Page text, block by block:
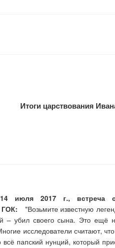
Итоги царствования
июля 2017 г., встреча
ГОК: "Возьмите известную
– убил своего сына. Это ещё
исследователи считают,
папский нунций, который